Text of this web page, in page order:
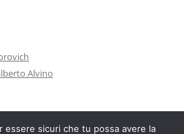
Alvino
essere sicuri che tu possa avere la